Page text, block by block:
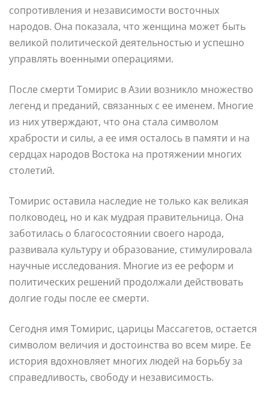
сопротивления и независимости восточных
народов. Она показала, что женщина может быть
великой политической деятельностью и успешно
управлять военными операциями.
После смерти Томирис в Азии возникло множество
легенд и преданий, связанных с ее именем. Многие
из них утверждают, что она стала символом
храбрости и силы, а ее имя осталось в памяти и на
сердцах народов Востока на протяжении многих
столетий.
Томирис оставила наследие не только как великая
полководец, но и как мудрая правительница. Она
заботилась о благосостоянии своего народа,
развивала культуру и образование, стимулировала
научные исследования. Многие из ее реформ и
политических решений продолжали действовать
долгие годы после ее смерти.
Сегодня имя Томирис, царицы Массагетов, остается
символом величия и достоинства во всем мире. Ее
история вдохновляет многих людей на борьбу за
справедливость, свободу и независимость.